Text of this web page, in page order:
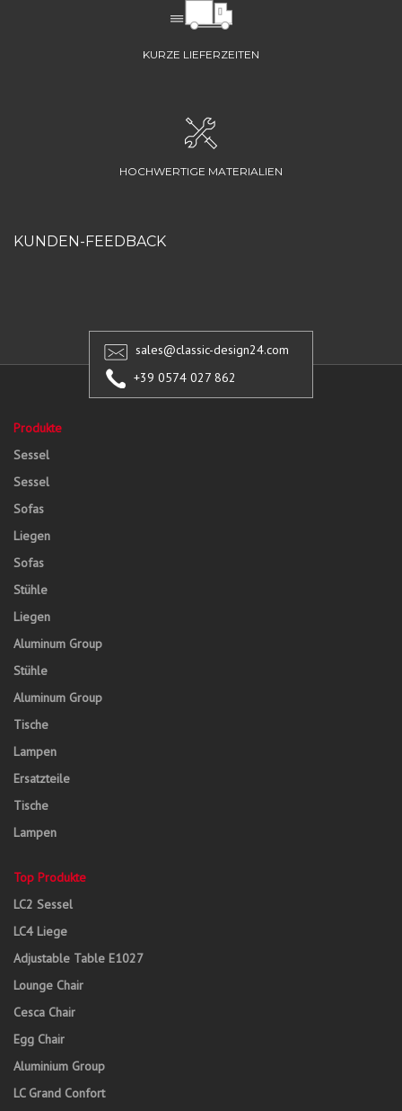
KURZE LIEFERZEITEN
HOCHWERTIGE MATERIALIEN
KUNDEN-FEEDBACK
sales@classic-design24.com
+39 0574 027 862
Produkte
Sessel
Sessel
Sofas
Liegen
Sofas
Stühle
Liegen
Aluminum Group
Stühle
Aluminum Group
Tische
Lampen
Ersatzteile
Tische
Lampen
Top Produkte
LC2 Sessel
LC4 Liege
Adjustable Table E1027
Lounge Chair
Cesca Chair
Egg Chair
Aluminium Group
LC Grand Confort